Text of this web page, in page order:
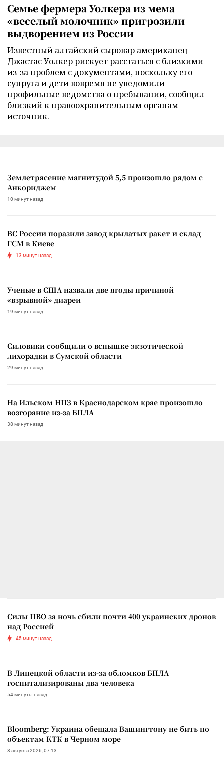
Семье фермера Уолкера из мема
«веселый молочник» пригрозили
выдворением из России
Известный алтайский сыровар американец
Джастас Уолкер рискует расстаться с близкими
из-за проблем с документами, поскольку его
супруга и дети вовремя не уведомили
профильные ведомства о пребывании, сообщил
близкий к правоохранительным органам
источник.
Землетрясение магнитудой 5,5 произошло рядом с
Анкориджем
10 минут назад
ВС России поразили завод крылатых ракет и склад
ГСМ в Киеве
13 минут назад
Ученые в США назвали две ягоды причиной
«взрывной» диареи
19 минут назад
Силовики сообщили о вспышке экзотической
лихорадки в Сумской области
29 минут назад
На Ильском НПЗ в Краснодарском крае произошло
возгорание из-за БПЛА
38 минут назад
Силы ПВО за ночь сбили почти 400 украинских дронов
над Россией
45 минут назад
В Липецкой области из-за обломков БПЛА
госпитализированы два человека
54 минуты назад
Bloomberg: Украина обещала Вашингтону не бить по
объектам КТК в Черном море
8 августа 2026, 07:13